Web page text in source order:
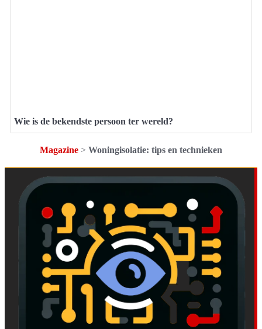
Wie is de bekendste persoon ter wereld?
Magazine > Woningisolatie: tips en technieken